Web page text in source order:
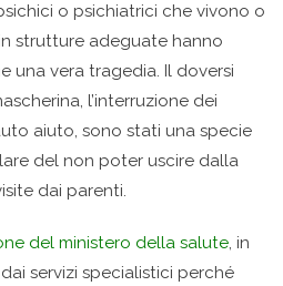
o psichiatrici che vivono o
strutture adeguate hanno
una vera tragedia. Il doversi
l’interruzione dei
aiuto, sono stati una specie
del non poter uscire dalla
dai parenti.
del ministero della salute, in
servizi specialistici perché